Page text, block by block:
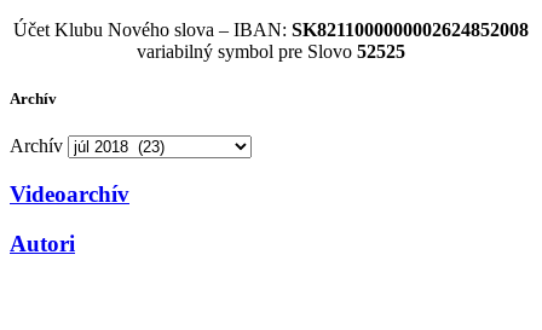
Účet Klubu Nového slova – IBAN: SK8211000000002624852008
variabilný symbol pre Slovo 52525
Archív
Archív
Videoarchív
Autori